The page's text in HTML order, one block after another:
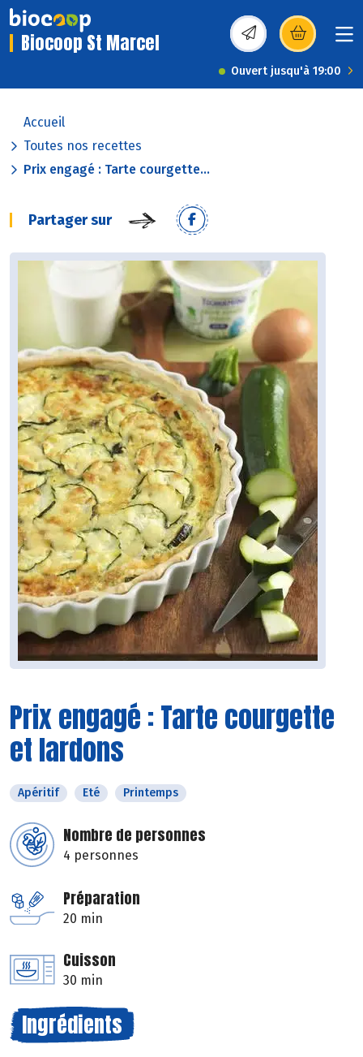
Biocoop St Marcel (s’ouvre dans une
Ouvert jusqu'à 19:00
Accueil
Toutes nos recettes
Prix engagé : Tarte courgette...
Partager sur
Prix engagé : Tarte courgette
et lardons
Apéritif Eté Printemps
Nombre de personnes
4 personnes
Préparation
20 min
Cuisson
30 min
Ingrédients